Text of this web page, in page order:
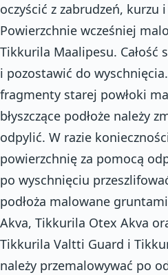
oczyścić z zabrudzeń, kurzu
Powierzchnie wcześniej
Tikkurila Maalipesu. Całość
i pozostawić do
fragmenty starej powłoki
błyszczące podłoże należy
odpylić. W razie
powierzchnię za pomocą
po wyschnięciu
podłoża malowane
Akva, Tikkurila Otex Akva
Tikkurila Valtti Guard i
należy przemalowywać po